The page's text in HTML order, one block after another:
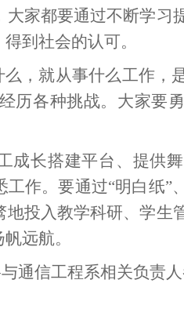
家都要通过不断学习
到社会的认可。
，就从事什么工作，
历各种挑战。大家要
成长搭建平台、提供
作。要通过“明白纸”
投入教学科研、学生
远航。
通信工程系相关负责人